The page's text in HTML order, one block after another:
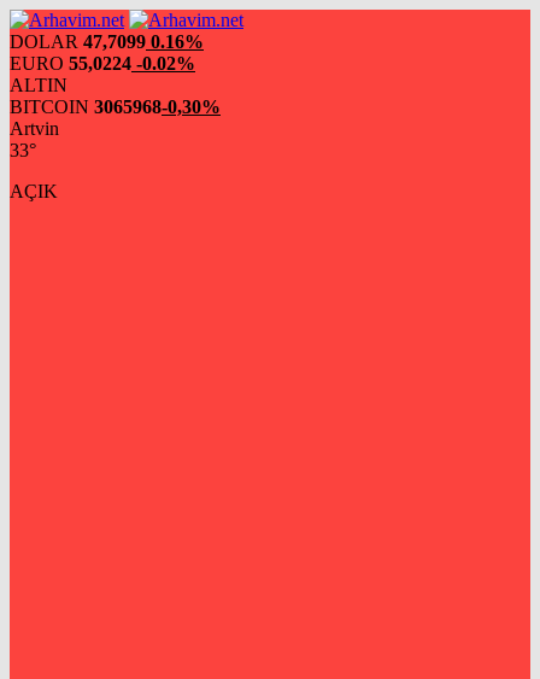
DOLAR 47,7099 0.16%
EURO 55,0224 -0.02%
ALTIN
BITCOIN 3065968-0,30%
Artvin
33°
AÇIK